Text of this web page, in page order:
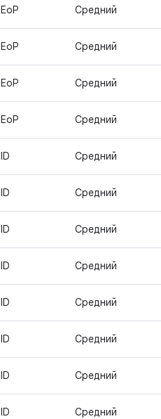
EoP Средний
EoP Средний
EoP Средний
EoP Средний
ID Средний
ID Средний
ID Средний
ID Средний
ID Средний
ID Средний
ID Средний
ID Средний